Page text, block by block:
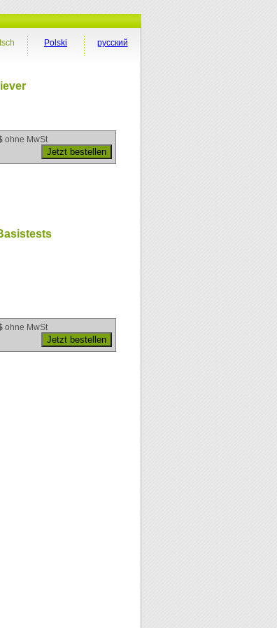
русский
Polski
ohne MwSt
ohne MwSt